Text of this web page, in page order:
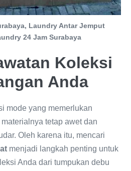
Laundry Antar Jemput
24 Jam Surabaya
Koleksi
Anda
mode yang memerlukan
tetap awet dan
Oleh karena itu, mencari
menjadi langkah penting untuk
Anda dari tumpukan debu